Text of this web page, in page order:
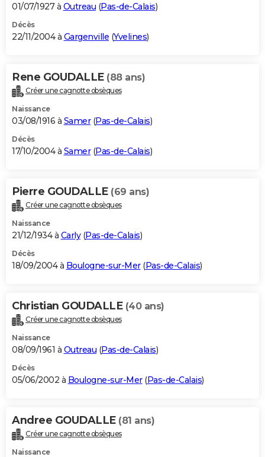
01/07/1927 à Outreau (Pas-de-Calais)
Décès
22/11/2004 à Gargenville (Yvelines)
Rene GOUDALLE (88 ans)
Créer une cagnotte obsèques
Naissance
03/08/1916 à Samer(Pas-de-Calais)
Décès
17/10/2004 à Samer(Pas-de-Calais)
Pierre GOUDALLE (69 ans)
Créer une cagnotte obsèques
Naissance
21/12/1934 à Carly(Pas-de-Calais)
Décès
18/09/2004 à Boulogne-sur-Mer(Pas-de-Calais)
Christian GOUDALLE (40 ans)
Créer une cagnotte obsèques
Naissance
08/09/1961 à Outreau (Pas-de-Calais)
Décès
05/06/2002 à Boulogne-sur-Mer(Pas-de-Calais)
Andree GOUDALLE (81 ans)
Créer une cagnotte obsèques
Naissance